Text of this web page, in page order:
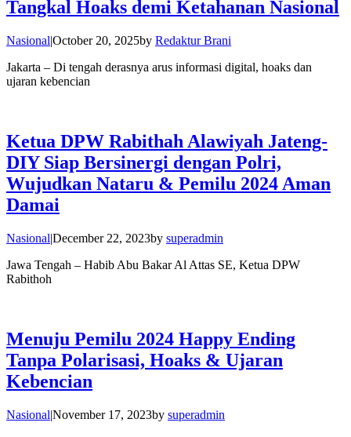
Tangkal Hoaks demi Ketahanan Nasional
Nasional|October 20, 2025by Redaktur Brani
Jakarta – Di tengah derasnya arus informasi digital, hoaks dan
ujaran kebencian
Ketua DPW Rabithah Alawiyah Jateng-
DIY Siap Bersinergi dengan Polri,
Wujudkan Nataru & Pemilu 2024 Aman
Damai
Nasional|December 22, 2023by superadmin
Jawa Tengah – Habib Abu Bakar Al Attas SE, Ketua DPW
Rabithoh
Menuju Pemilu 2024 Happy Ending
Tanpa Polarisasi, Hoaks & Ujaran
Kebencian
Nasional|November 17, 2023by superadmin